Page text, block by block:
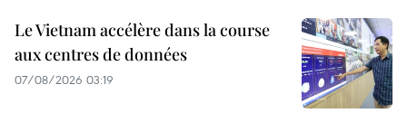
Le Vietnam accélère dans la course
aux centres de données
07/08/2026 03:19